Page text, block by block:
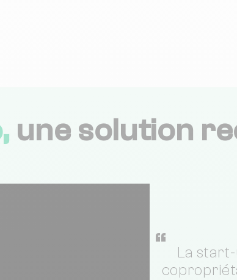
une solution
“
La